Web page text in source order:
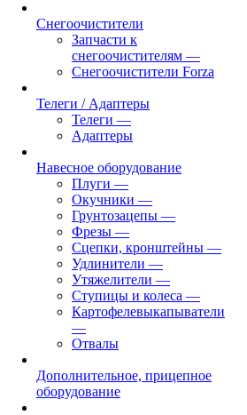
Снегоочистители
Запчасти к
снегоочистителям —
Снегоочистители Forza
Телеги / Адаптеры
Телеги —
Адаптеры
Навесное оборудование
Плуги —
Окучники —
Грунтозацепы —
Фрезы —
Сцепки, кронштейны —
Удлинители —
Утяжелители —
Ступицы и колеса —
Картофелевыкапыватели
—
Отвалы
Дополнительное, прицепное
оборудование